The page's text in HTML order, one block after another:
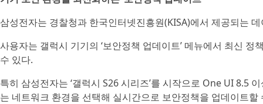
삼성전자는 경찰청과 한국인터넷진흥원(KISA)에서 제공되는
사용자는 갤럭시 기기의 ‘보안정책 업데이트’ 메뉴에서 최신
수 있다.
특히 삼성전자는 ‘갤럭시 S26 시리즈’를 시작으로 One UI 8.5
는 네트워크 환경을 선택해 실시간으로 보안정책을 업데이트할